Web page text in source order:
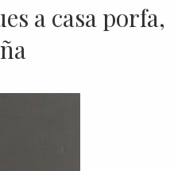
a casa porfa,